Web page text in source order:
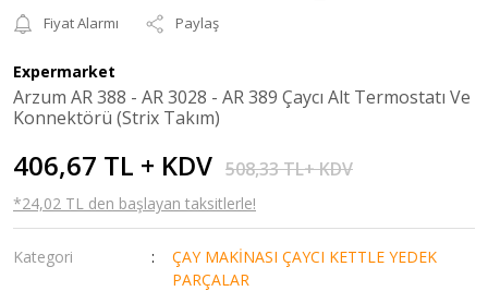
Fiyat Alarmı
Paylaş
Expermarket
Arzum AR 388 - AR 3028 - AR 389 Çaycı Alt Termostatı Ve
Konnektörü (Strix Takım)
406,67 TL + KDV 508,33 TL+ KDV
*24,02 TL den başlayan taksitlerle!
Kategori
ÇAY MAKİNASI ÇAYCI KETTLE YEDEK
PARÇALAR